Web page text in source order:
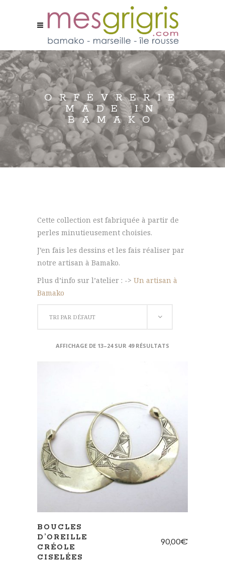
ORFÈVRERIE
MADE IN
BAMAKO
Cette collection est fabriquée à partir de
perles minutieusement choisies.
J’en fais les dessins et les fais réaliser par
notre artisan à Bamako.
Plus d’info sur l’atelier : -> Un artisan à
Bamako
TRI PAR DÉFAUT
AFFICHAGE DE 13–24 SUR 49 RÉSULTATS
AJOUTER AU PANIER
BOUCLES
D’OREILLE
CRÉOLE
CISELÉES
90,00€